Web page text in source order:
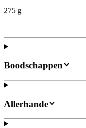
275 g
Boodschappen
Allerhande